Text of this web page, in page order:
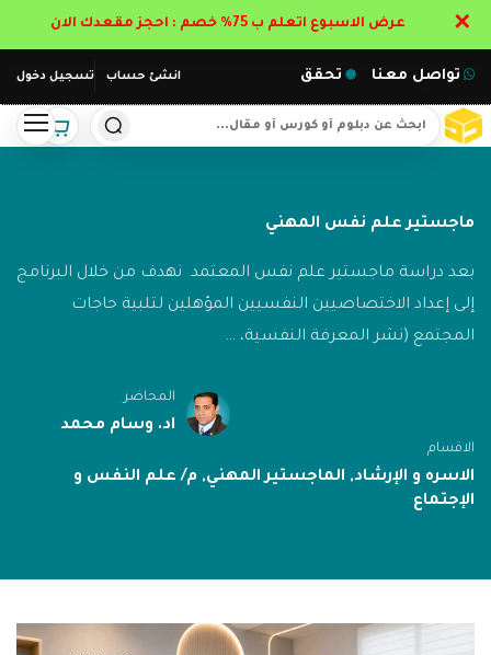
انشئ حساب تسجيل دخول تواصل معنا تحقق
ماجستير علم نفس المهني
بعد دراسة ماجستير علم نفس المعتمد نهدف من خلال البرنامج
إلى إعداد الاختصاصيين النفسيين المؤهلين لتلبية حاجات
المجتمع (نشر المعرفة النفسية، …
المحاضر
اد. وسام محمد
الاقسام
الاسره و الإرشاد, الماجستير المهني, م/ علم النفس و
الإجتماع
عرض الاسبوع اتعلم ب 75% خصم : احجز مقعدك الان ✕